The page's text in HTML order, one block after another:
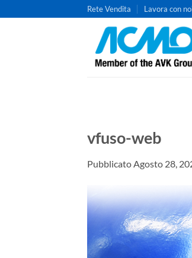
ai
Rete Vendita Lavora con
vfuso-web
Pubblicato Agosto 28,